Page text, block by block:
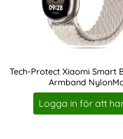
Tech-Protect Xiaomi Smart
Armband
Art. nr 238743
Logga in för att